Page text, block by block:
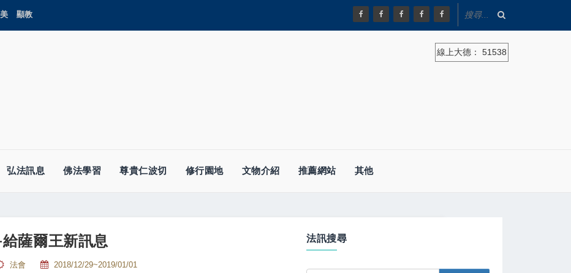
顯教
線上大德： 51538
弘法訊息 佛法學習 尊貴仁波切 修行園地 文物介紹 推薦網站 其他
薩爾王新訊息
法會 2018/12/29~2019/01/01
法訊搜尋